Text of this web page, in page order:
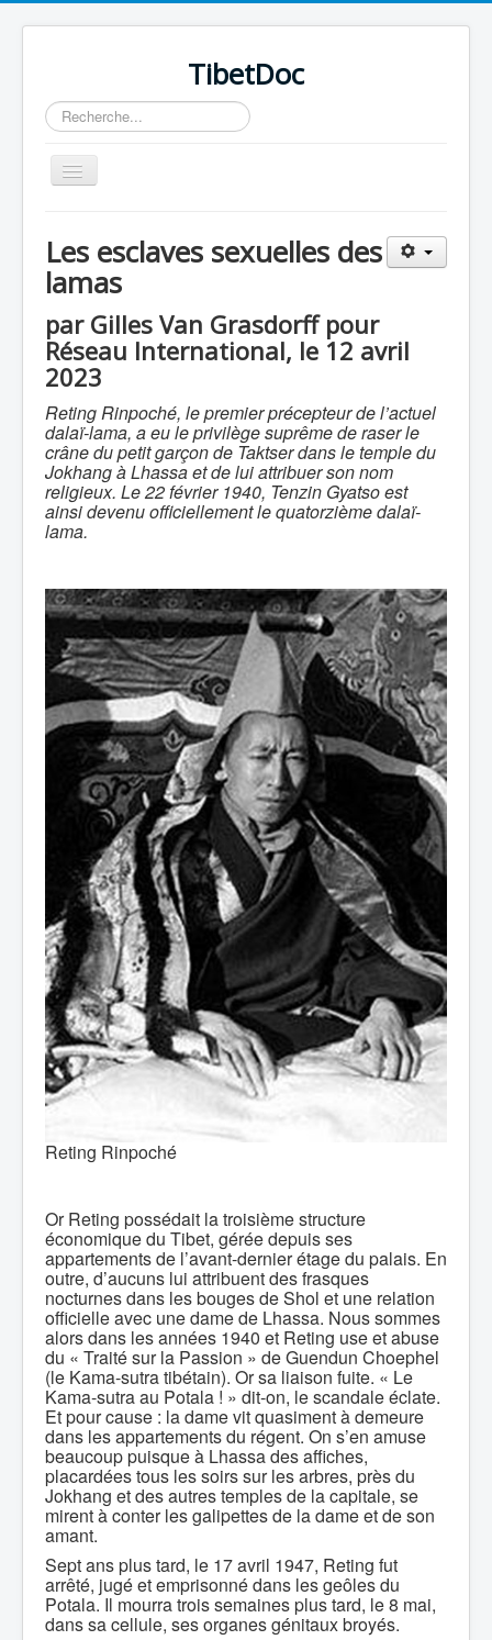
TibetDoc
Rechercher
Basculer
la
Les esclaves sexuelles des
lamas
par Gilles Van Grasdorff pour
Réseau International, le 12 avril
2023
Reting Rinpoché, le premier précepteur de l’actuel
dalaï-lama, a eu le privilège suprême de raser le
crâne du petit garçon de Taktser dans le temple du
Jokhang à Lhassa et de lui attribuer son nom
religieux. Le 22 février 1940, Tenzin Gyatso est
ainsi devenu officiellement le quatorzième dalaï-
lama.
Reting Rinpoché
Or Reting possédait la troisième structure
économique du Tibet, gérée depuis ses
appartements de l’avant-dernier étage du palais. En
outre, d’aucuns lui attribuent des frasques
nocturnes dans les bouges de Shol et une relation
officielle avec une dame de Lhassa. Nous sommes
alors dans les années 1940 et Reting use et abuse
du « Traité sur la Passion » de Guendun Choephel
(le Kama-sutra tibétain). Or sa liaison fuite. « Le
Kama-sutra au Potala ! » dit-on, le scandale éclate.
Et pour cause : la dame vit quasiment à demeure
dans les appartements du régent. On s’en amuse
beaucoup puisque à Lhassa des affiches,
placardées tous les soirs sur les arbres, près du
Jokhang et des autres temples de la capitale, se
mirent à conter les galipettes de la dame et de son
amant.
Sept ans plus tard, le 17 avril 1947, Reting fut
arrêté, jugé et emprisonné dans les geôles du
Potala. Il mourra trois semaines plus tard, le 8 mai,
dans sa cellule, ses organes génitaux broyés.